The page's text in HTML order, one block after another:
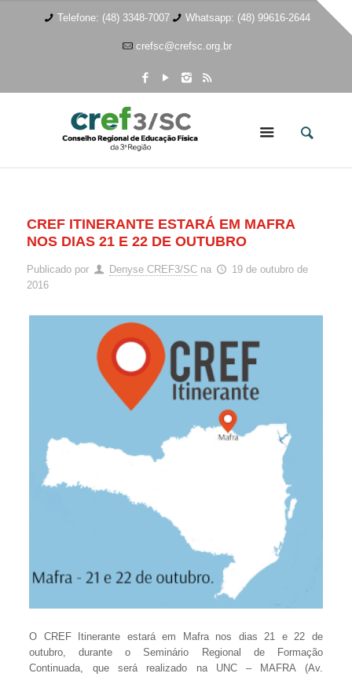
Telefone: (48) 3348-7007 Whatsapp: (48) 99616-2644
crefsc@crefsc.org.br
CREF ITINERANTE ESTARÁ EM MAFRA
NOS DIAS 21 E 22 DE OUTUBRO
Publicado por Denyse CREF3/SC na
19 de outubro de
2016
O CREF Itinerante estará em Mafra nos dias 21 e 22 de
outubro, durante o Seminário Regional de Formação
Continuada, que será realizado na UNC – MAFRA (Av.